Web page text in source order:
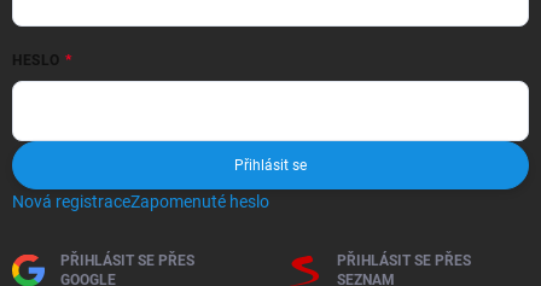
HESLO
Přihlásit se
Nová registraceZapomenuté heslo
PŘIHLÁSIT SE PŘES
GOOGLE
PŘIHLÁSIT SE PŘES
SEZNAM